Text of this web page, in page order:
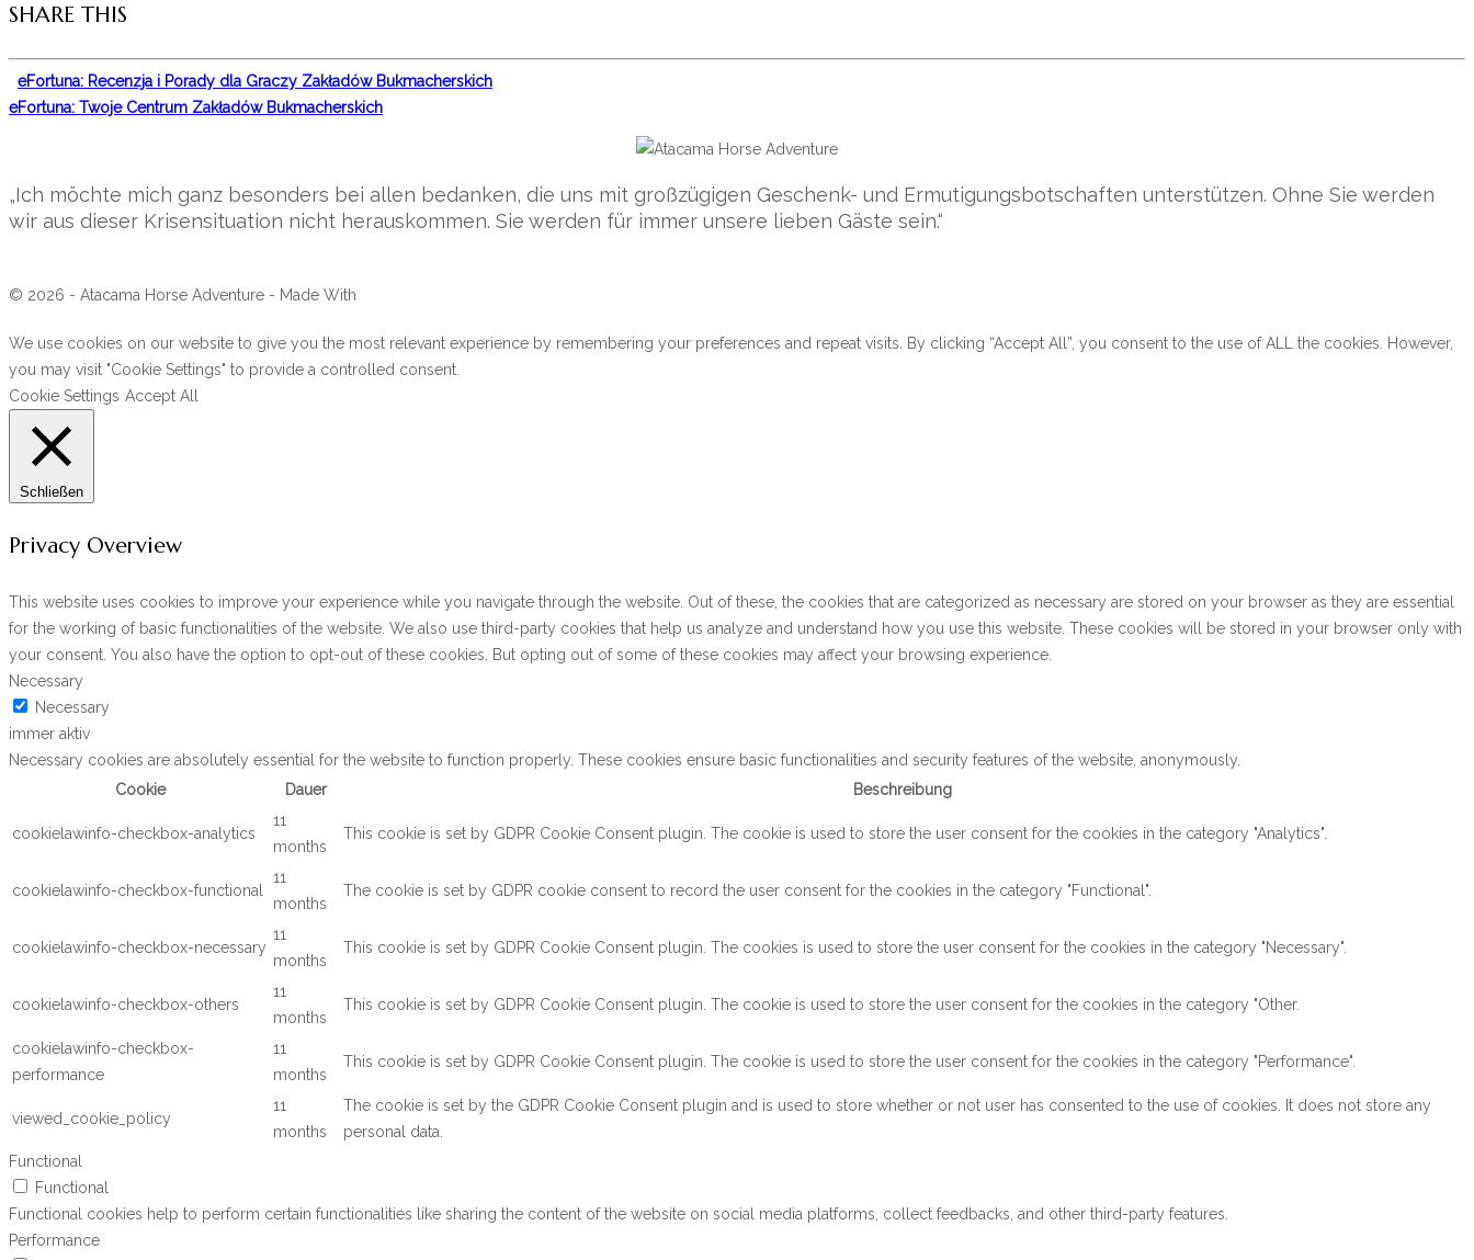
SHARE THIS
eFortuna: Recenzja i Porady dla Graczy Zakładów Bukmacherskich
eFortuna: Twoje Centrum Zakładów Bukmacherskich
„Ich möchte mich ganz besonders bei allen bedanken, die uns mit großzügigen Geschenk- und Ermutigungsbotschaften unterstützen. Ohne Sie werden
wir aus dieser Krisensituation nicht herauskommen. Sie werden für immer unsere lieben Gäste sein.“
© 2026 - Atacama Horse Adventure - Made With
We use cookies on our website to give you the most relevant experience by remembering your preferences and repeat visits. By clicking “Accept All”, you consent to the use of ALL the cookies. However,
you may visit "Cookie Settings" to provide a controlled consent.
Cookie Settings Accept All
Schließen
Privacy Overview
This website uses cookies to improve your experience while you navigate through the website. Out of these, the cookies that are categorized as necessary are stored on your browser as they are essential
for the working of basic functionalities of the website. We also use third-party cookies that help us analyze and understand how you use this website. These cookies will be stored in your browser only with
your consent. You also have the option to opt-out of these cookies. But opting out of some of these cookies may affect your browsing experience.
Necessary
Necessary
immer aktiv
Necessary cookies are absolutely essential for the website to function properly. These cookies ensure basic functionalities and security features of the website, anonymously.
Cookie
Dauer Beschreibung
cookielawinfo-checkbox-analytics
11
months
This cookie is set by GDPR Cookie Consent plugin. The cookie is used to store the user consent for the cookies in the category "Analytics".
cookielawinfo-checkbox-functional
11
months
The cookie is set by GDPR cookie consent to record the user consent for the cookies in the category "Functional".
cookielawinfo-checkbox-necessary
11
months
This cookie is set by GDPR Cookie Consent plugin. The cookies is used to store the user consent for the cookies in the category "Necessary".
cookielawinfo-checkbox-others
11
months
This cookie is set by GDPR Cookie Consent plugin. The cookie is used to store the user consent for the cookies in the category "Other.
cookielawinfo-checkbox-
performance
11
months
This cookie is set by GDPR Cookie Consent plugin. The cookie is used to store the user consent for the cookies in the category "Performance".
viewed_cookie_policy
11
months
The cookie is set by the GDPR Cookie Consent plugin and is used to store whether or not user has consented to the use of cookies. It does not store any
personal data.
Functional
Functional
Functional cookies help to perform certain functionalities like sharing the content of the website on social media platforms, collect feedbacks, and other third-party features.
Performance